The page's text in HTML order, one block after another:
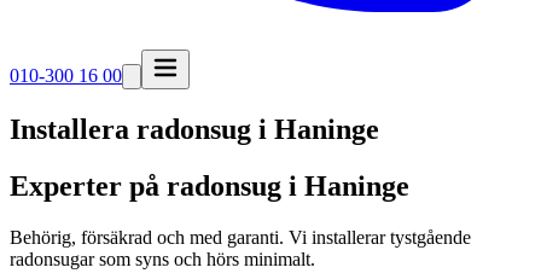
010-300 16 00
Installera radonsug i Haninge
Experter på radonsug i Haninge
Behörig, försäkrad och med garanti. Vi installerar tystgående
radonsugar som syns och hörs minimalt.